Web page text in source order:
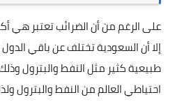
على الرغم من أن الضرائب تعتبر هي
إلا أن السعودية تختلف عن باقي
طبيعية كثير مثل النفط والبترول
احتياطي العالم من النفط والبترول